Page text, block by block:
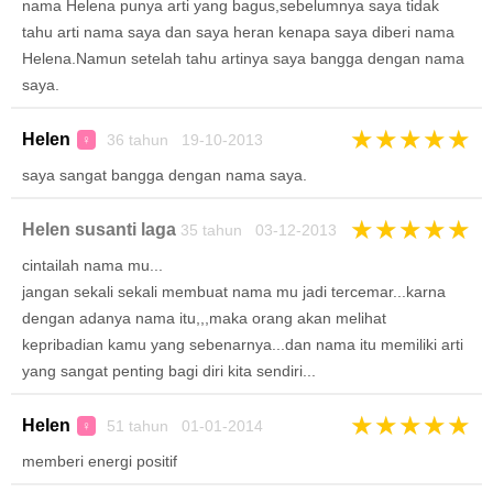
nama Helena punya arti yang bagus,sebelumnya saya tidak
tahu arti nama saya dan saya heran kenapa saya diberi nama
Helena.Namun setelah tahu artinya saya bangga dengan nama
saya.
Helen ♀ 36 tahun 19-10-2013 ★★★★★
saya sangat bangga dengan nama saya.
Helen susanti laga 35 tahun 03-12-2013 ★★★★★
cintailah nama mu...
jangan sekali sekali membuat nama mu jadi tercemar...karna
dengan adanya nama itu,,,maka orang akan melihat
kepribadian kamu yang sebenarnya...dan nama itu memiliki arti
yang sangat penting bagi diri kita sendiri...
Helen ♀ 51 tahun 01-01-2014 ★★★★★
memberi energi positif